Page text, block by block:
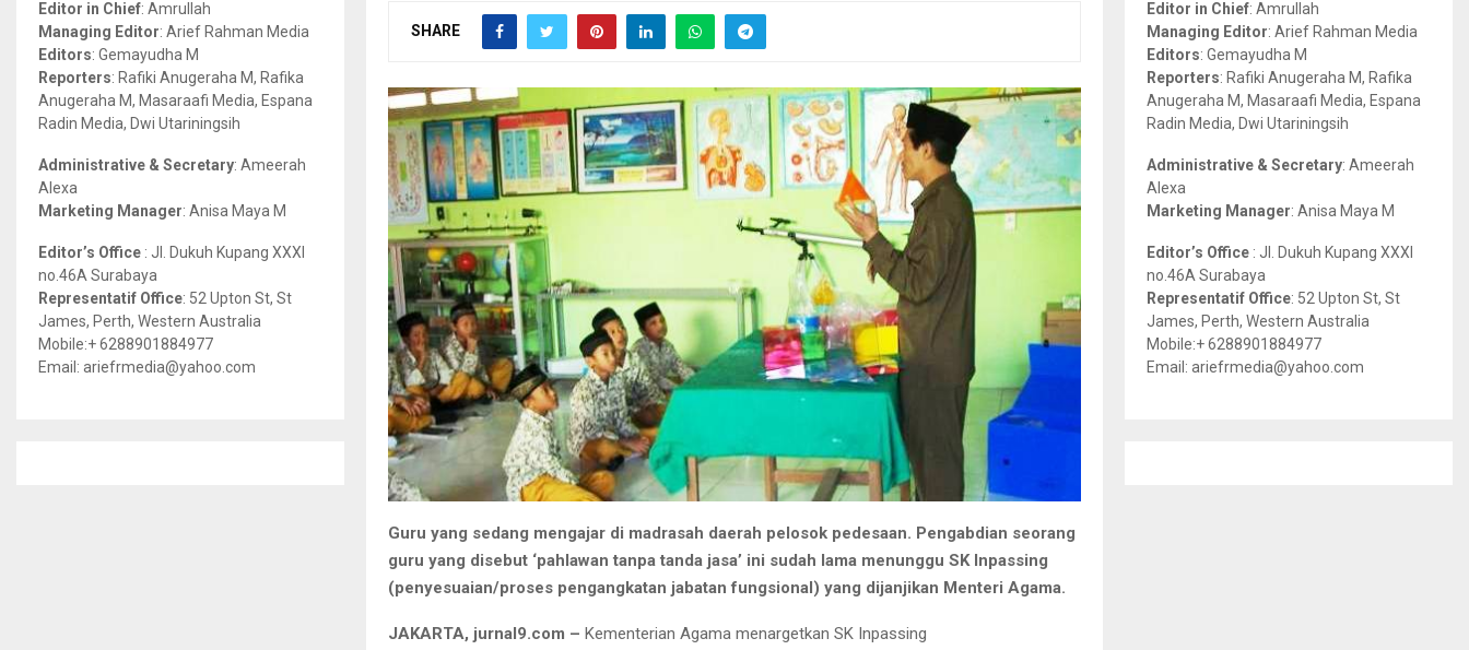
SHARE
Guru yang sedang mengajar di madrasah daerah pelosok pedesaan. Pengabdian seorang
guru yang disebut ‘pahlawan tanpa tanda jasa’ ini sudah lama menunggu SK Inpassing
(penyesuaian/proses pengangkatan jabatan fungsional) yang dijanjikan Menteri Agama.
JAKARTA, jurnal9.com – Kementerian Agama menargetkan SK Inpassing
r
:
R
H
Editor in Chief: Amrullah
Managing Editor: Arief Rahman Media
Editors: Gemayudha M
Reporters: Rafiki Anugeraha M, Rafika
Anugeraha M, Masaraafi Media, Espana
Radin Media, Dwi Utariningsih
Administrative & Secretary: Ameerah
Alexa
Marketing Manager: Anisa Maya M
Editor’s Office : Jl. Dukuh Kupang XXXI
no.46A Surabaya
Representatif Office: 52 Upton St, St
James, Perth, Western Australia
Mobile:+ 6288901884977
Email: ariefrmedia@yahoo.com
r
:
R
H
Editor in Chief: Amrullah
Managing Editor: Arief Rahman Media
Editors: Gemayudha M
Reporters: Rafiki Anugeraha M, Rafika
Anugeraha M, Masaraafi Media, Espana
Radin Media, Dwi Utariningsih
Administrative & Secretary: Ameerah
Alexa
Marketing Manager: Anisa Maya M
Editor’s Office : Jl. Dukuh Kupang XXXI
no.46A Surabaya
Representatif Office: 52 Upton St, St
James, Perth, Western Australia
Mobile:+ 6288901884977
Email: ariefrmedia@yahoo.com